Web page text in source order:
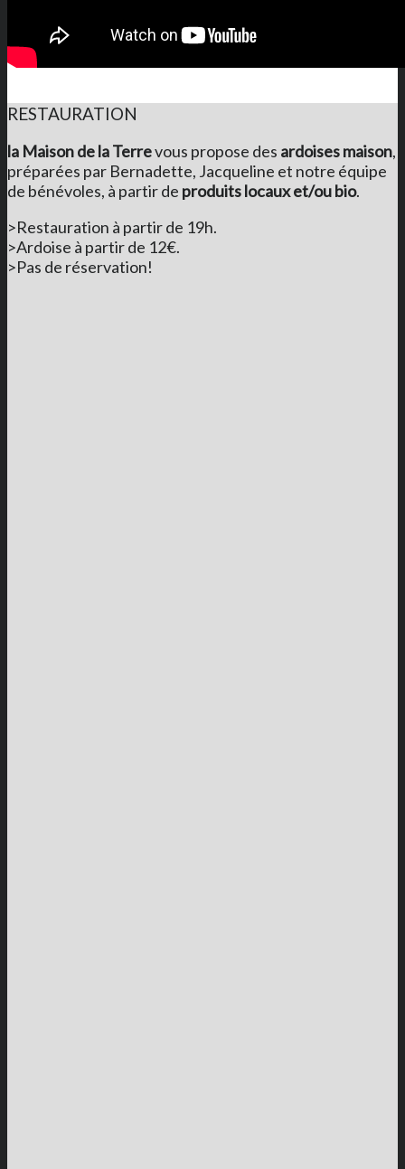
RESTAURATION
la Maison de la Terrevous propose des ardoises maison,
préparées par Bernadette, Jacqueline et notre équipe
de bénévoles, à partir de produits locaux et/ou bio.
>Restauration à partir de 19h.
>Ardoise à partir de 12€.
>Pas de réservation!